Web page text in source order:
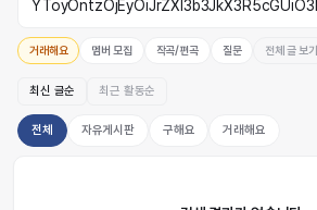
거래해요 멤버 모집 작곡/편곡 질문 전체 글 보기
최신 글순 최근 활동순
전체 자유게시판 구해요 거래해요